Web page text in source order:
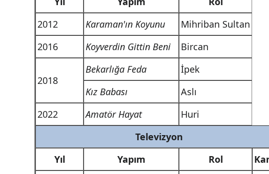
2012
Karaman'ın Koyunu
Mihriban Sultan
2016
Koyverdin Gittin Beni Bircan
2018
Bekarlığa Feda
İpek
Kız Babası
Aslı
2022
Amatör Hayat
Huri
Televizyon
Yıl
Yapım Rol